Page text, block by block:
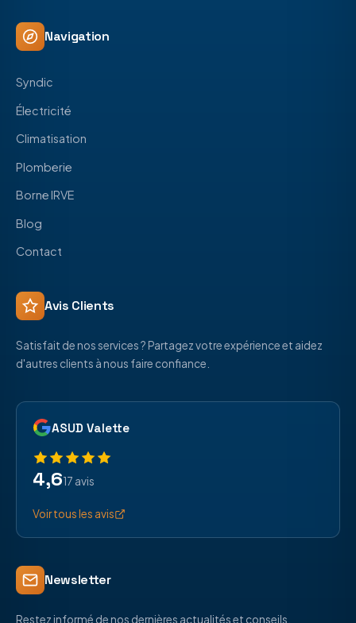
Navigation
Syndic
Électricité
Climatisation
Plomberie
Borne IRVE
Blog
Contact
Avis Clients
Satisfait de nos services ? Partagez votre expérience et aidez
d'autres clients à nous faire confiance.
ASUD Valette
4,617 avis
Voir tous les avis
Newsletter
Restez informé de nos dernières actualités et conseils.